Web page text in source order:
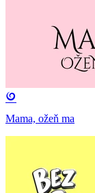
Mama, ožeň ma